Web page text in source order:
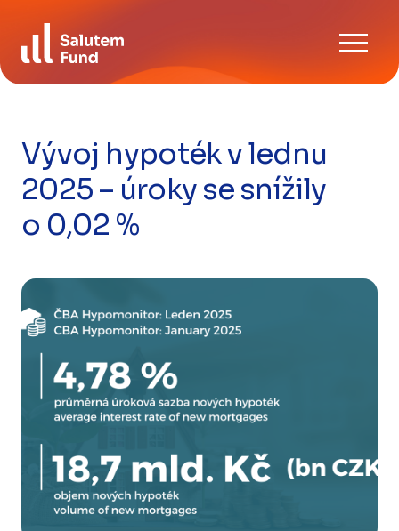
content
FAQ
Kontaktujte nás
CZ EN
Vývoj hypoték v lednu
2025 – úroky se snížily
o 0,02 %